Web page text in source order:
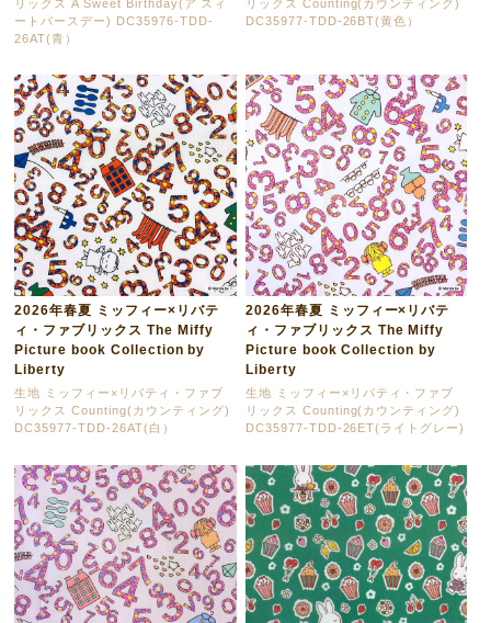
リックス A Sweet Birthday(ア スィ
ートバースデー) DC35976-TDD-
26AT(青）
リックス Counting(カウンティング)
DC35977-TDD-26BT(黄色）
2026年春夏 ミッフィー×リバテ
ィ・ファブリックス The Miffy
Picture book Collection by
Liberty
生地 ミッフィー×リバティ・ファブ
リックス Counting(カウンティング)
DC35977-TDD-26AT(白）
2026年春夏 ミッフィー×リバテ
ィ・ファブリックス The Miffy
Picture book Collection by
Liberty
生地 ミッフィー×リバティ・ファブ
リックス Counting(カウンティング)
DC35977-TDD-26ET(ライトグレー)